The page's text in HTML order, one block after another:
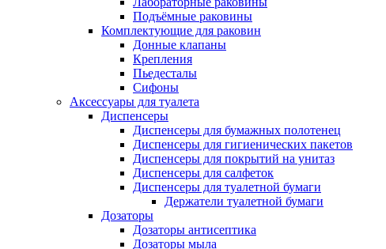
Подъёмные раковины
Комплектующие для раковин
Донные клапаны
Крепления
Пьедесталы
Сифоны
Аксессуары для туалета
Диспенсеры
Диспенсеры для бумажных полотенец
Диспенсеры для гигиенических пакетов
Диспенсеры для покрытий на унитаз
Диспенсеры для салфеток
Диспенсеры для туалетной бумаги
Держатели туалетной бумаги
Дозаторы
Дозаторы антисептика
Дозаторы мыла